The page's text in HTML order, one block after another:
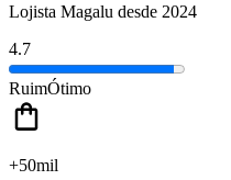
Lojista Magalu desde 2024
4.7
RuimÓtimo
+50mil